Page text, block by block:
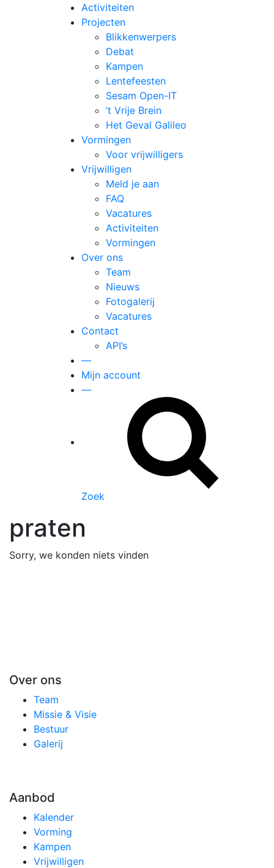
Activiteiten
Projecten
Blikkenwerpers
Debat
Kampen
Lentefeesten
Sesam Open-IT
’t Vrije Brein
Het Geval Galileo
Vormingen
Voor vrijwilligers
Vrijwilligen
Meld je aan
FAQ
Vacatures
Activiteiten
Vormingen
Over ons
Team
Nieuws
Fotogalerij
Vacatures
Contact
API’s
—
Mijn account
—
Zoek
praten
Sorry, we konden niets vinden
Over ons
Team
Missie & Visie
Bestuur
Galerij
Aanbod
Kalender
Vorming
Kampen
Vrijwilligen